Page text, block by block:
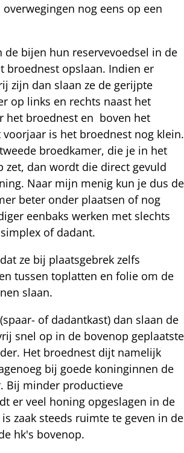
nog eens op een
de bijen hun reservevoedsel in de
broednest opslaan. Indien er
zijn dan slaan ze de gerijpte
op links en rechts naast het
het broednest en boven het
is het broednest nog klein.
broedkamer, die je in het
zet, dan wordt die direct gevuld
Naar mijn menig kun je dus de
beter onder plaatsen of nog
eenbaks werken met slechts
of dadant.
ze bij plaatsgebrek zelfs
tussen toplatten en folie om de
slaan.
of dadantkast) dan slaan de
snel op in de bovenop geplaatste
Het broednest dijt namelijk
bij goede koninginnen de
Bij minder productieve
er veel honing opgeslagen in de
zaak steeds ruimte te geven in de
hk's bovenop.